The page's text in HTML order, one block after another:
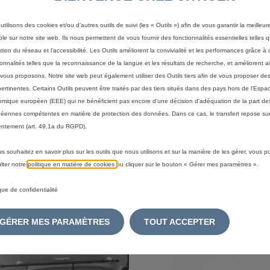
ET
au panier
Code 1628560880
SUPPORT EXTINCTEUR
is
16,24
updated
to:
Ajouter au panier
des cookies et/ou d’autres outils de suivi (les « Outils ») afin de vous garantir la
sur notre site web. Ils nous permettent de vous fournir des fonctionnalités essentielles telles
du réseau et l’accessibilité. Les Outils améliorent la convivialité et les performances grâce à
telles que la reconnaissance de la langue et les résultats de recherche, et améliorent
proposons. Notre site web peut également utiliser des Outils tiers afin de vous proposer
Certains Outils peuvent être traités par des tiers situés dans des pays hors de
européen (EEE) qui ne bénéficient pas encore d'une décision d'adéquation de la part
compétentes en matière de protection des données. Dans ce cas, le transfert repose
(art. 49.1a du RGPD).
souhaitez en savoir plus sur les outils que nous utilisons et sur la manière de les gérer, vous
notre politique en matière de cookies ou cliquer sur le bouton « Gérer mes paramètres ».
de confidentialité
GÉRER MES PARAMÈTRES TOUT ACCEPTER